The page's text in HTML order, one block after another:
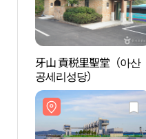
牙山 貢税里聖堂（아산
공세리성당）